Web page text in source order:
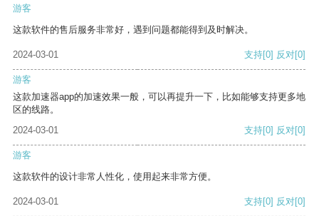
游客
这款软件的售后服务非常好，遇到问题都能得到及时解决。
2024-03-01 支持[0] 反对[0]
游客
这款加速器app的加速效果一般，可以再提升一下，比如能够支持更多地
区的线路。
2024-03-01
支持[0] 反对[0]
游客
这款软件的设计非常人性化，使用起来非常方便。
2024-03-01 支持[0] 反对[0]